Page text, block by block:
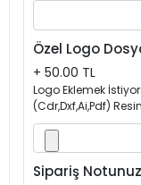
Özel Logo
+ 50.00 TL
Logo Eklemek
(Cdr,Dxf,Ai,Pdf)
Sipariş Notunuz